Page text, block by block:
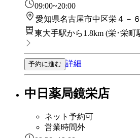
09:00~20:00
愛知県名古屋市中区栄４－
東大手駅から1.8km (栄･栄町
予約に進む 詳細
中日薬局鏡栄店
ネット予約可
営業時間外